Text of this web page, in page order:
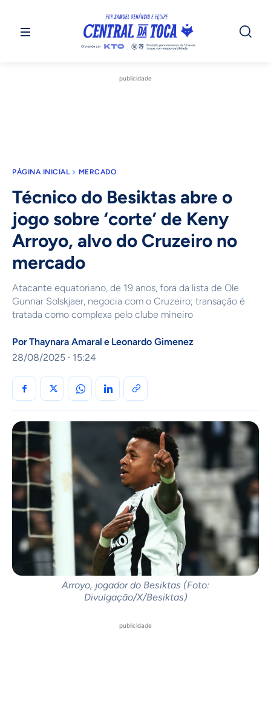
publicidade
PÁGINA INICIAL MERCADO
Técnico do Besiktas abre o
jogo sobre ‘corte’ de Keny
Arroyo, alvo do Cruzeiro no
mercado
Atacante equatoriano, de 19 anos, fora da lista de Ole
Gunnar Solskjaer, negocia com o Cruzeiro; transação é
tratada como complexa pelo clube mineiro
PorThaynara Amaral e Leonardo Gimenez
28/08/2025 · 15:24
Arroyo, jogador do Besiktas (Foto:
Divulgação/X/Besiktas)
publicidade